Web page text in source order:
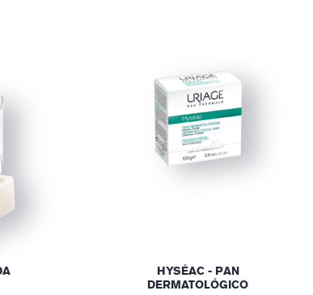
HYSÉAC - PAN
DERMATOLÓGICO